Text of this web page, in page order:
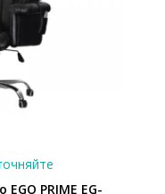
PRIME EG-